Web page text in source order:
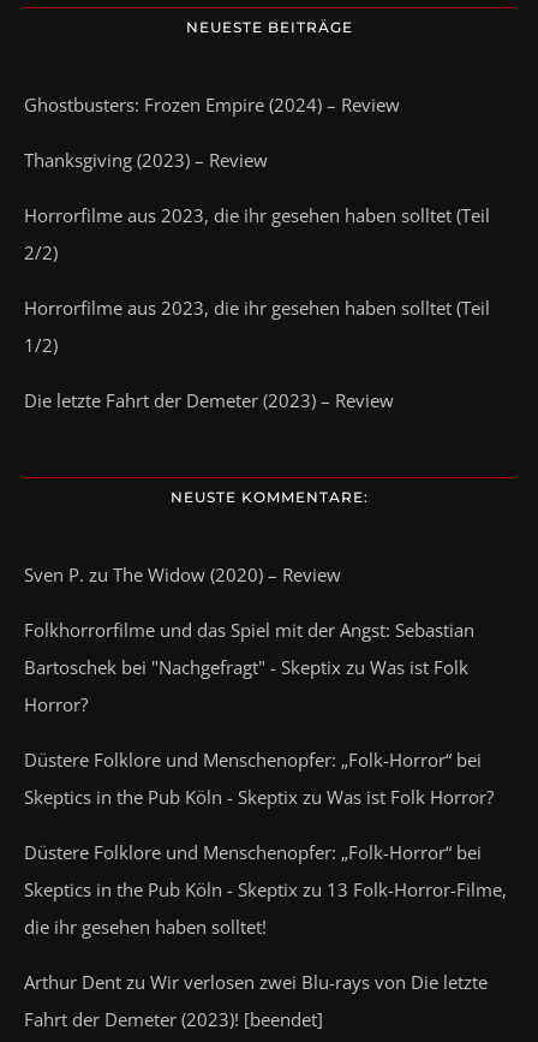
NEUESTE BEITRÄGE
Ghostbusters: Frozen Empire (2024) – Review
Thanksgiving (2023) – Review
Horrorfilme aus 2023, die ihr gesehen haben solltet (Teil
2/2)
Horrorfilme aus 2023, die ihr gesehen haben solltet (Teil
1/2)
Die letzte Fahrt der Demeter (2023) – Review
NEUSTE KOMMENTARE:
Sven P. zu The Widow (2020) – Review
Folkhorrorfilme und das Spiel mit der Angst: Sebastian
Bartoschek bei "Nachgefragt" - Skeptix zu Was ist Folk
Horror?
Düstere Folklore und Menschenopfer: „Folk-Horror“ bei
Skeptics in the Pub Köln - Skeptix zu Was ist Folk Horror?
Düstere Folklore und Menschenopfer: „Folk-Horror“ bei
Skeptics in the Pub Köln - Skeptix zu 13 Folk-Horror-Filme,
die ihr gesehen haben solltet!
Arthur Dent zu Wir verlosen zwei Blu-rays von Die letzte
Fahrt der Demeter (2023)! [beendet]